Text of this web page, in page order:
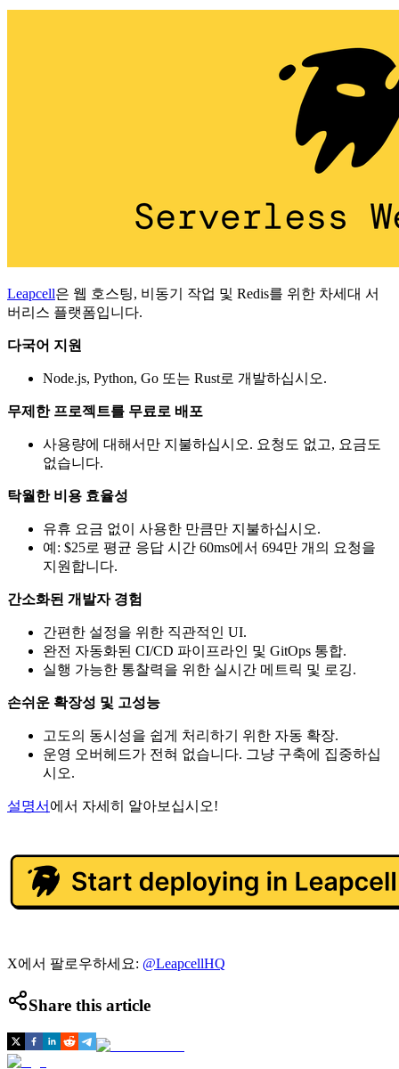
Leapcell은 웹 호스팅, 비동기 작업 및 Redis를 위한 차세대 서
버리스 플랫폼입니다.
다국어 지원
Node.js, Python, Go 또는 Rust로 개발하십시오.
무제한 프로젝트를 무료로 배포
사용량에 대해서만 지불하십시오. 요청도 없고, 요금도
없습니다.
탁월한 비용 효율성
유휴 요금 없이 사용한 만큼만 지불하십시오.
예: $25로 평균 응답 시간 60ms에서 694만 개의 요청을
지원합니다.
간소화된 개발자 경험
간편한 설정을 위한 직관적인 UI.
완전 자동화된 CI/CD 파이프라인 및 GitOps 통합.
실행 가능한 통찰력을 위한 실시간 메트릭 및 로깅.
손쉬운 확장성 및 고성능
고도의 동시성을 쉽게 처리하기 위한 자동 확장.
운영 오버헤드가 전혀 없습니다. 그냥 구축에 집중하십
시오.
설명서 에서 자세히 알아보십시오!
X에서 팔로우하세요: @LeapcellHQ
Share this article